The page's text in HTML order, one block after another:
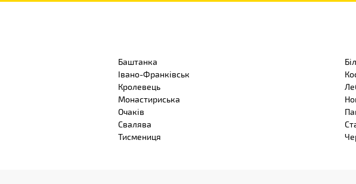
Баштанка
Івано-Франківськ
Кролевець
Монастириська
Очаків
Свалява
Тисмениця